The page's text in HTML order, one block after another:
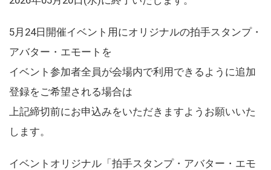
5月24日開催イベント用にオリジナルの拍手スタンプ・
アバター・エモートを
イベント参加者全員が会場内で利用できるように追加
登録をご希望される場合は
上記締切前にお申込みをいただきますようお願いいた
します。
イベントオリジナル「拍手スタンプ・アバター・エモ